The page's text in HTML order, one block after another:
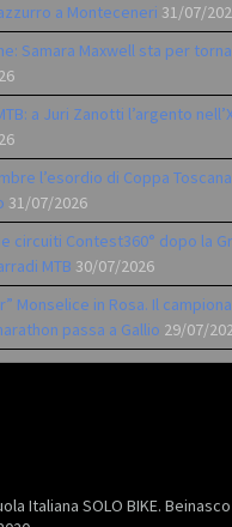
a Monteceneri 31/07/
Samara Maxwell sta per
a Juri Zanotti l’argento
l’esordio di Coppa
31/07/2026
circuiti Contest360° dopo la
MTB 30/07/2026
Monselice in Rosa. Il
passa a Gallio 29/07/
Italiana SOLO BIKE.